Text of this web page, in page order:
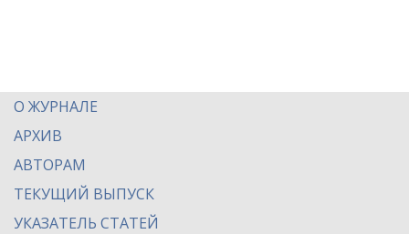
О ЖУРНАЛЕ
АРХИВ
АВТОРАМ
ТЕКУЩИЙ ВЫПУСК
УКАЗАТЕЛЬ СТАТЕЙ